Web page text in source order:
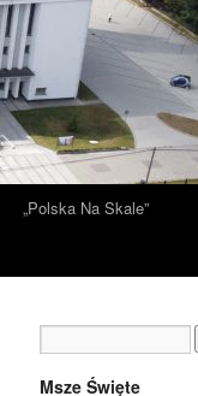
„Polska Na Skale”
Msze Święte